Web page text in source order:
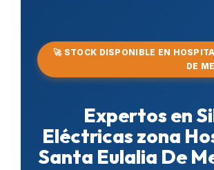
🚀 STOCK DISPONIBLE EN
DE
Expertos en
Eléctricas zona
Santa Eulalia De